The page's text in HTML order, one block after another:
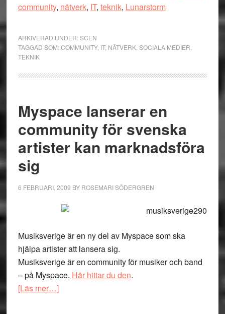
community, nätverk, IT, teknik, Lunarstorm
ARKIVERAD UNDER:SCEN
TAGGAD SOM:COMMUNITY, IT, NÄTVERK, SOCIALA MEDIER
TEKNIK
Myspace lanserar en
community för svenska
artister kan marknadsföra
sig
6 FEBRUARI, 2009 BY ROSEMARI SÖDERGREN
Musiksverige är en ny del av Myspace som ska
hjälpa artister att lansera sig.
Musiksverige är en community för musiker och band
– på Myspace. Här hittar du den.
[Läs mer…]om